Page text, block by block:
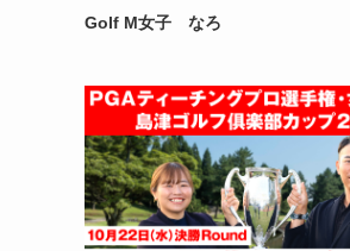
Golf M女子 なろ